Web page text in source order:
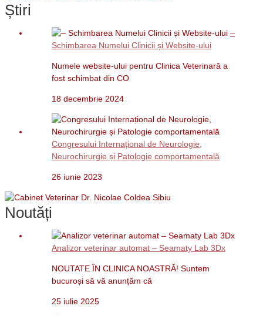
Știri
–
Schimbarea Numelui Clinicii și Website-ului
Numele website-ului pentru Clinica Veterinară a
fost schimbat din CO
18 decembrie 2024
Congresului Internațional de Neurologie,
Neurochirurgie și Patologie comportamentală
26 iunie 2023
Noutăți
Analizor veterinar automat – Seamaty Lab 3Dx
NOUTATE ÎN CLINICA NOASTRĂ! Suntem
bucuroși să vă anunțăm că
25 iulie 2025